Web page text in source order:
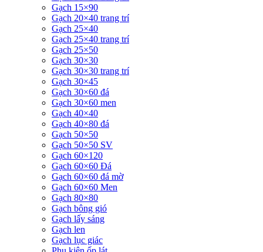
Gạch 15×90
Gạch 20×40 trang trí
Gạch 25×40
Gạch 25×40 trang trí
Gạch 25×50
Gạch 30×30
Gạch 30×30 trang trí
Gạch 30×45
Gạch 30×60 đá
Gạch 30×60 men
Gạch 40×40
Gạch 40×80 đá
Gạch 50×50
Gạch 50×50 SV
Gạch 60×120
Gạch 60×60 Đá
Gạch 60×60 đá mờ
Gạch 60×60 Men
Gạch 80×80
Gạch bông gió
Gạch lấy sáng
Gạch len
Gạch lục giác